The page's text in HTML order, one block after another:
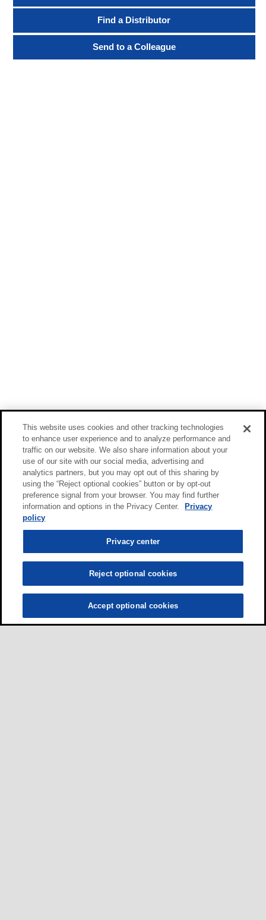
Find a Distributor
Send to a Colleague
This website uses cookies and other tracking technologies
to enhance user experience and to analyze performance and
traffic on our website. We also share information about your
use of our site with our social media, advertising and
analytics partners, but you may opt out of this sharing by
using the “Reject optional cookies” button or by opt-out
preference signal from your browser. You may find further
information and options in the Privacy Center.
Privacy
policy
Privacy center
Reject optional cookies
Accept optional cookies